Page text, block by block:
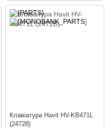
Клавіатура Havit HV-KB471L
(24728)